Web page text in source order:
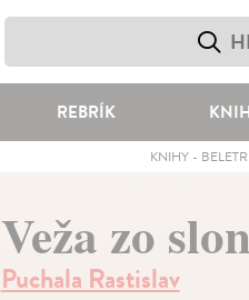
REBRÍK
KNIHY -
Veža zo
Puchala Rastislav